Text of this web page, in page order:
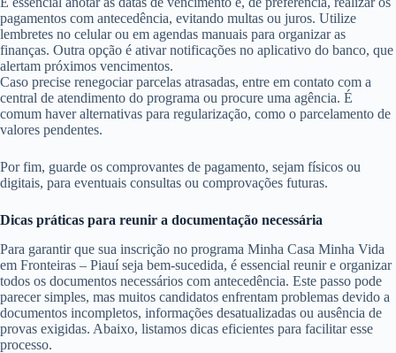
pagamentos com antecedência, evitando multas ou juros. Utilize
lembretes no celular ou em agendas manuais para organizar as
finanças. Outra opção é ativar notificações no aplicativo do banco, que
alertam próximos vencimentos.
Caso precise renegociar parcelas atrasadas, entre em contato com a
central de atendimento do programa ou procure uma agência. É
comum haver alternativas para regularização, como o parcelamento de
valores pendentes.
Por fim, guarde os comprovantes de pagamento, sejam físicos ou
digitais, para eventuais consultas ou comprovações futuras.
Dicas práticas para reunir a documentação necessária
Para garantir que sua inscrição no programa Minha Casa Minha Vida
em Fronteiras – Piauí seja bem-sucedida, é essencial reunir e organizar
todos os documentos necessários com antecedência. Este passo pode
parecer simples, mas muitos candidatos enfrentam problemas devido a
documentos incompletos, informações desatualizadas ou ausência de
provas exigidas. Abaixo, listamos dicas eficientes para facilitar esse
processo.